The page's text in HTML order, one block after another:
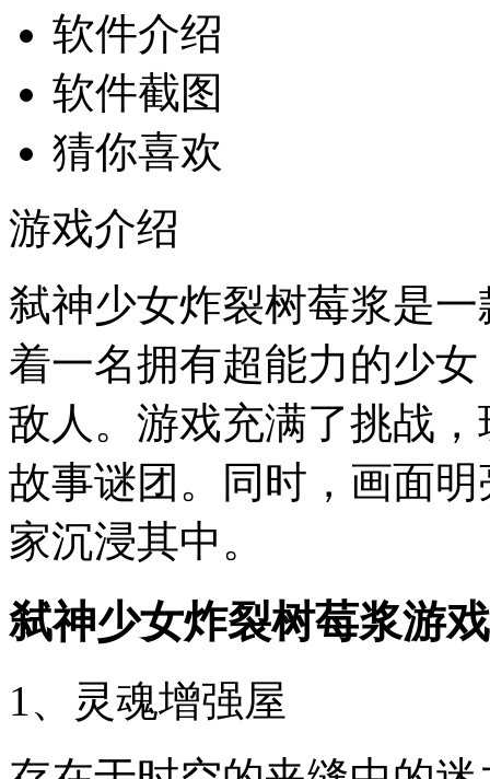
软件介绍
软件截图
猜你喜欢
游戏介绍
弑神少女炸裂树莓浆是
着一名拥有超能力的少
敌人。游戏充满了挑战
故事谜团。同时，画面
家沉浸其中。
弑神少女炸裂树莓浆游
1、灵魂增强屋